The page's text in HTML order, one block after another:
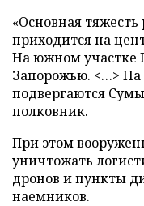
«Основная
приходится на
На южном участке
Запорожью. <…> На
подвергаются
полковник.
При этом
уничтожать
дронов и пункты
наемников.